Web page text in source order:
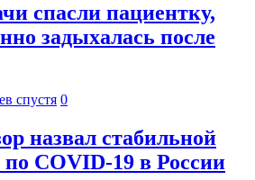
спасли пациентку,
задыхалась после
спустя 0
назвал стабильной
COVID-19 в России